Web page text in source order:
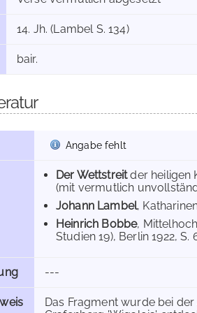
14. Jh. (Lambel S. 134)
bair.
Angabe fehlt
Der Wettstreitder heiligen
(mit vermutlich
Johann Lambel,
Heinrich Bobbe,
Studien 19), Berlin 1922, S.
---
Das Fragment wurde bei